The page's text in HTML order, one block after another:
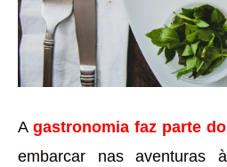
A gastronomia faz parte
embarcar nas